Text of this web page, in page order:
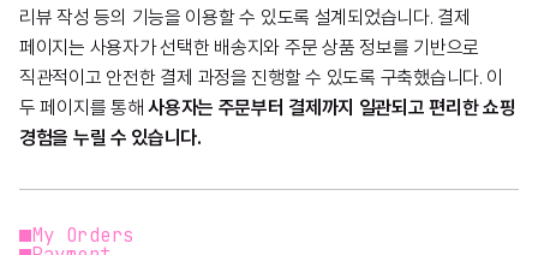
리뷰 작성 등의 기능을 이용할 수 있도록 설계되었습니다. 결제
페이지는 사용자가 선택한 배송지와 주문 상품 정보를 기반으로
직관적이고 안전한 결제 과정을 진행할 수 있도록 구축했습니다. 이
두 페이지를 통해사용자는 주문부터 결제까지 일관되고 편리한 쇼핑
경험을 누릴 수 있습니다.
My Orders